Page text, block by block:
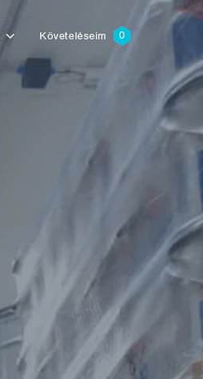
Követeléseim